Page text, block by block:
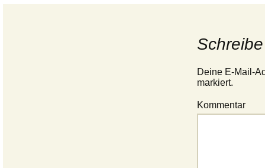
Deine E-Mail-
markiert.
Kommentar